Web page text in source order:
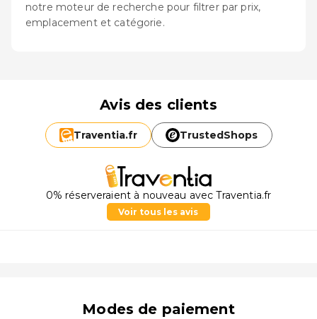
notre moteur de recherche pour filtrer par prix,
emplacement et catégorie.
Avis des clients
Traventia.fr TrustedShops
0% réserveraient à nouveau avec Traventia.fr
Voir tous les avis
Modes de paiement